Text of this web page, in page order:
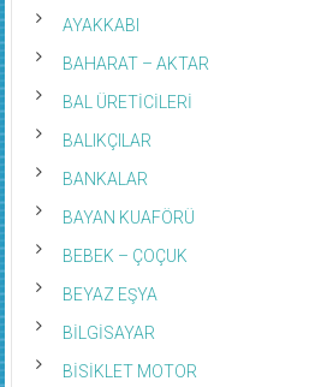
AYAKKABI
BAHARAT – AKTAR
BAL ÜRETİCİLERİ
BALIKÇILAR
BANKALAR
BAYAN KUAFÖRÜ
BEBEK – ÇOÇUK
BEYAZ EŞYA
BİLGİSAYAR
BİSİKLET MOTOR